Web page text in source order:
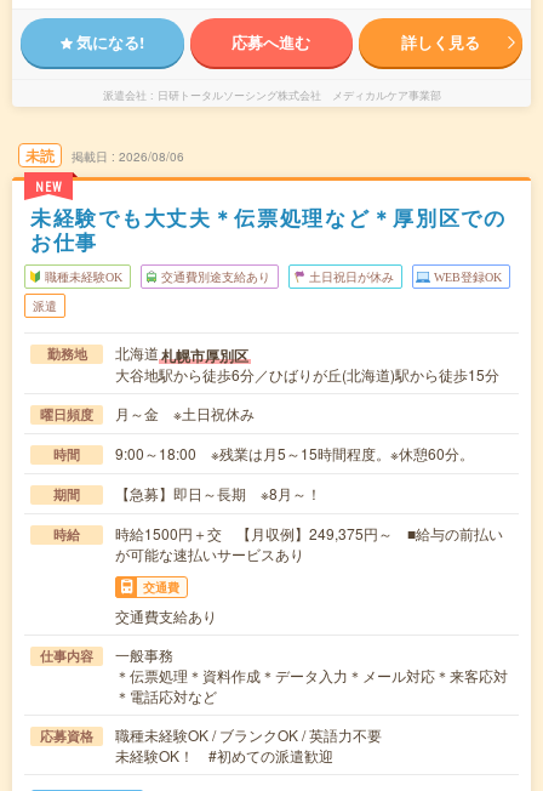
気になる! 応募へ進む 詳しく見る
派遣会社 日研トータルソーシング株式会社 メディカルケア事業部
未読
NEW
掲載日 2026/08/06
未経験でも大丈夫＊伝票処理など＊厚別区での
お仕事
職種未経験OK 交通費別途支給あり 土日祝日が休み WEB登録OK
派遣
勤務地 北海道札幌市厚別区
大谷地駅から徒歩6分／ひばりが丘(北海道)駅から徒歩15分
曜日頻度 月～金 ※土日祝休み
時間 9:00～18:00 ※残業は月5～15時間程度。※休憩60分。
期間 【急募】即日～長期 ※8月～！
時給
時給1500円＋交 【月収例】249,375円～ ■給与の前払い
が可能な速払いサービスあり
交通費
交通費支給あり
仕事内容
一般事務
＊伝票処理＊資料作成＊データ入力＊メール対応＊来客応対
＊電話応対など
応募資格
職種未経験OK / ブランクOK / 英語力不要
未経験OK！ #初めての派遣歓迎